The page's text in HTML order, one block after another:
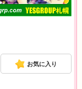
お気に入り